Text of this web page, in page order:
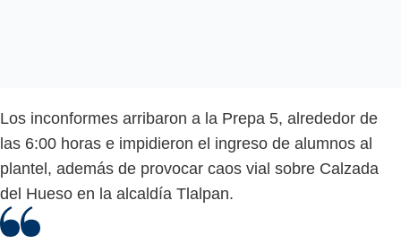
Los inconformes arribaron a la Prepa 5, alrededor de
las 6:00 horas e impidieron el ingreso de alumnos al
plantel, además de provocar caos vial sobre Calzada
del Hueso en la alcaldía Tlalpan.